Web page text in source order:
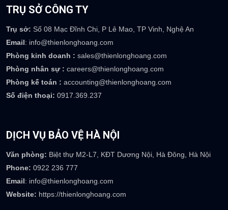
TRỤ SỞ CÔNG TY
Phòng kinh doanh : sales@thienlonghoang.com
Phòng nhân sự :
careers@thienlonghoang.com
Phòng kế toán : accounting@thienlonghoang.com
Số điện thoại:0917.369.237